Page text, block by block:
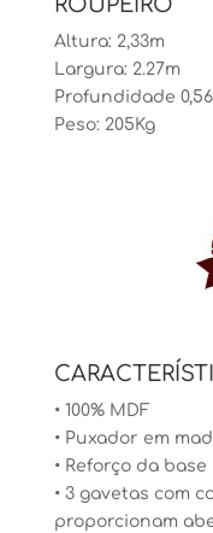
ROUPEIRO
Altura: 2,33m
Largura: 2.27m
Profundidade
Peso: 205Kg
• 100% MDF
• Puxador em
• Reforço da base
• 3 gavetas com
proporcionam